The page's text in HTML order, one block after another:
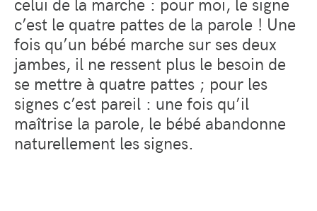
c’est le quatre pattes de la parole ! Une
fois qu’un bébé marche sur ses deux
jambes, il ne ressent plus le besoin de
se mettre à quatre pattes ; pour les
signes c’est pareil : une fois qu’il
maîtrise la parole, le bébé abandonne
naturellement les signes.